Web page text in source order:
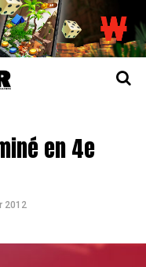
en 4e
2012